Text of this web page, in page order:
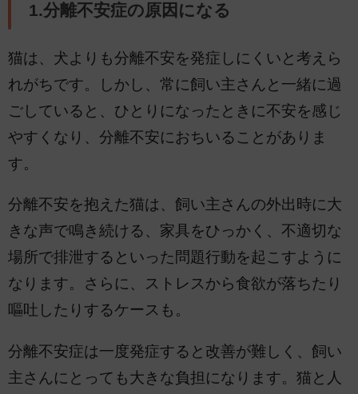
1.分離不安症の原因になる
猫は、犬よりも分離不安を発症しにくいと考えら
れがちです。しかし、常に飼い主さんと一緒に過
ごしていると、ひとりになったときに不安を感じ
やすくなり、分離不安におちいることがありま
す。
分離不安を抱えた猫は、飼い主さんの外出時に大
きな声で鳴き続ける、家具をひっかく、不適切な
場所で排泄するといった問題行動を起こすように
なります。さらに、ストレスから食欲が落ちたり
嘔吐したりするケースも。
分離不安症は一度発症すると改善が難しく、飼い
主さんにとっても大きな負担になります。猫と人